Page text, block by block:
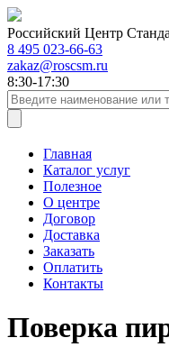
Российский Центр
8 495 023-66-63
zakaz@roscsm.ru
8:30-17:30
Главная
Каталог услуг
Полезное
О центре
Договор
Доставка
Заказать
Оплатить
Контакты
Поверка